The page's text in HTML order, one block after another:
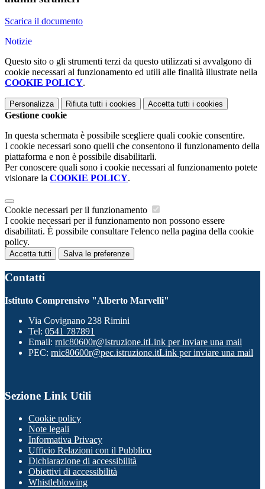
Scarica il documento
Notizie
Questo sito o gli strumenti terzi da questo utilizzati si avvalgono di
cookie necessari al funzionamento ed utili alle finalità illustrate nella
COOKIE POLICY.
Personalizza Rifiuta tutti i cookies Accetta tutti i cookies
Gestione cookie
In questa schermata è possibile scegliere quali cookie consentire.
I cookie necessari sono quelli che consentono il funzionamento della
piattaforma e non è possibile disabilitarli.
Per conoscere quali sono i cookie necessari al funzionamento potete
visionare la COOKIE POLICY.
Cookie necessari per il funzionamento
I cookie necessari per il funzionamento non possono essere
disabilitati. È possibile consultare l'elenco nella pagina della cookie
policy.
Accetta tutti Salva le preferenze
Contatti
Istituto Comprensivo "Alberto Marvelli"
Via Covignano 238 Rimini
Tel: 0541 787891
Email: rnic80600r@istruzione.itLink per inviare una mail
PEC: rnic80600r@pec.istruzione.itLink per inviare una mail
Sezione Link Utili
Cookie policy
Note legali
Informativa Privacy
Ufficio Relazioni con il Pubblico
Dichiarazione di accessibilità
Obiettivi di accessibilità
Whistleblowing